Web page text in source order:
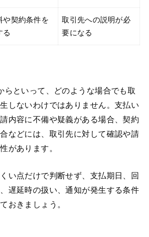
や契約条件を
る
取引先への説明が必
要になる
らといって、どのような場合でも取
しないわけではありません。支払い
内容に不備や疑義がある場合、契約
などには、取引先に対して確認や請
があります。
い点だけで判断せず、支払期日、回
遅延時の扱い、通知が発生する条件
おきましょう。